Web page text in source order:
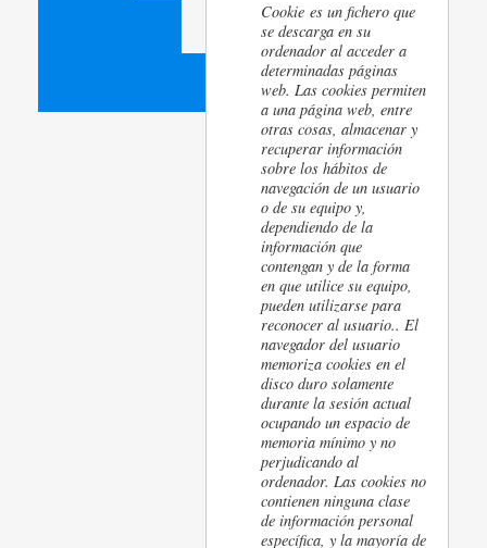
Cookie es un fichero que
se descarga en su
ordenador al acceder a
determinadas páginas
web. Las cookies permiten
a una página web, entre
otras cosas, almacenar y
recuperar información
sobre los hábitos de
navegación de un usuario
o de su equipo y,
dependiendo de la
información que
contengan y de la forma
en que utilice su equipo,
pueden utilizarse para
reconocer al usuario.. El
navegador del usuario
memoriza cookies en el
disco duro solamente
durante la sesión actual
ocupando un espacio de
memoria mínimo y no
perjudicando al
ordenador. Las cookies no
contienen ninguna clase
de información personal
específica, y la mayoría de